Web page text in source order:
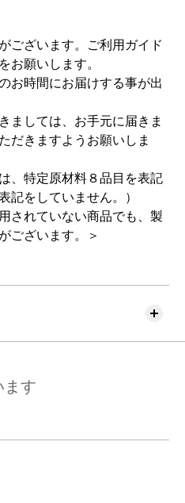
ございます。ご利用ガイド
お願いします。
お時間にお届けする事が出
ましては、お手元に届きま
だきますようお願いしま
、特定原材料８品目を表記
記をしていません。）
されていない商品でも、製
ございます。＞
ます